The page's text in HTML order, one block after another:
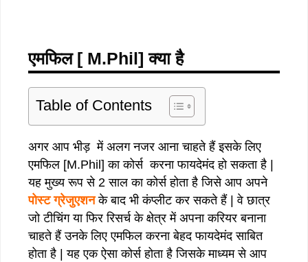
एमफिल [ M.Phil] क्या है
Table of Contents
अगर आप भीड़ में अलग नजर आना चाहते हैं इसके लिए
एमफिल [M.Phil] का कोर्स करना फायदेमंद हो सकता है |
यह मुख्य रूप से 2 साल का कोर्स होता है जिसे आप अपने
पोस्ट ग्रेजुएशनके बाद भी कंप्लीट कर सकते हैं | वे छात्र
जो टीचिंग या फिर रिसर्च के क्षेत्र में अपना करियर बनाना
चाहते हैं उनके लिए एमफिल करना बेहद फायदेमंद साबित
होता है | यह एक ऐसा कोर्स होता है जिसके माध्यम से आप